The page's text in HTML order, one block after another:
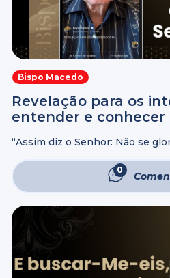
Bispo Macedo
Revelação para os
entender e conhecer
“Assim diz o Senhor: Não se
glorie o rico nas suas riquezas,
0